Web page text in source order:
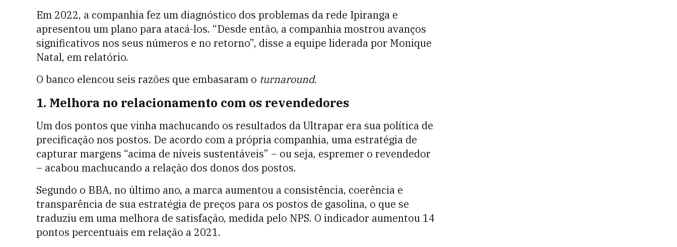
Em 2022, a companhia fez um diagnóstico dos problemas da rede Ipiranga e
apresentou um plano para atacá-los. “Desde então, a companhia mostrou avanços
significativos nos seus números e no retorno”, disse a equipe liderada por Monique
Natal, em relatório.
O banco elencou seis razões que embasaram o turnaround.
1. Melhora no relacionamento com os revendedores
Um dos pontos que vinha machucando os resultados da Ultrapar era sua política de
precificação nos postos. De acordo com a própria companhia, uma estratégia de
capturar margens “acima de níveis sustentáveis” – ou seja, espremer o revendedor
– acabou machucando a relação dos donos dos postos.
Segundo o BBA, no último ano, a marca aumentou a consistência, coerência e
transparência de sua estratégia de preços para os postos de gasolina, o que se
traduziu em uma melhora de satisfação, medida pelo NPS. O indicador aumentou 14
pontos percentuais em relação a 2021.